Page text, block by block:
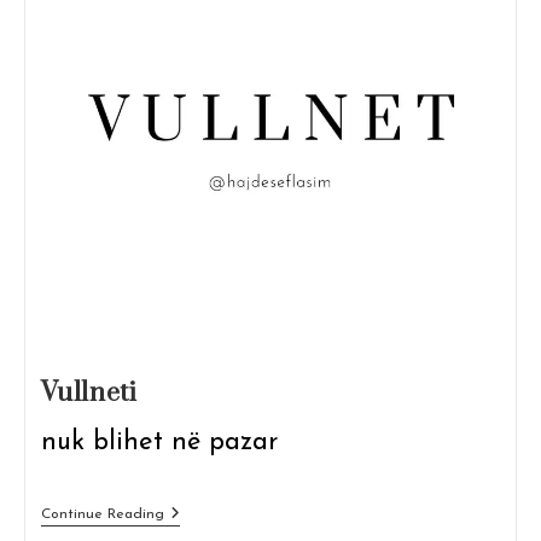
Vullneti
nuk blihet në pazar
Continue ReadingVullneti